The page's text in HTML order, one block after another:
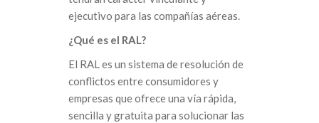
ejecutivo para las compañías aéreas.
¿Qué es el RAL?
El RAL es un sistema de resolución de
conflictos entre consumidores y
empresas que ofrece una vía rápida,
sencilla y gratuita para solucionar las